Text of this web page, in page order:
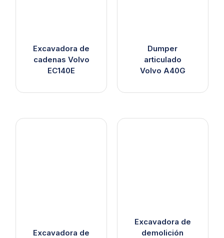
Excavadora de
cadenas Volvo
EC140E
Dumper
articulado
Volvo A40G
Excavadora de
Excavadora de
demolición